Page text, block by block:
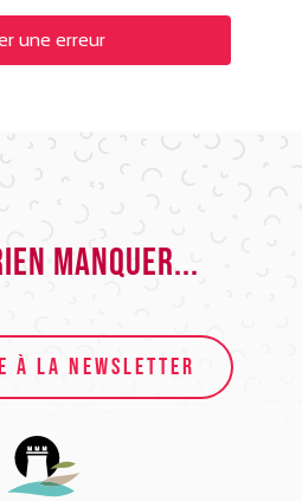
une erreur
manquer...
À LA NEWSLETTER